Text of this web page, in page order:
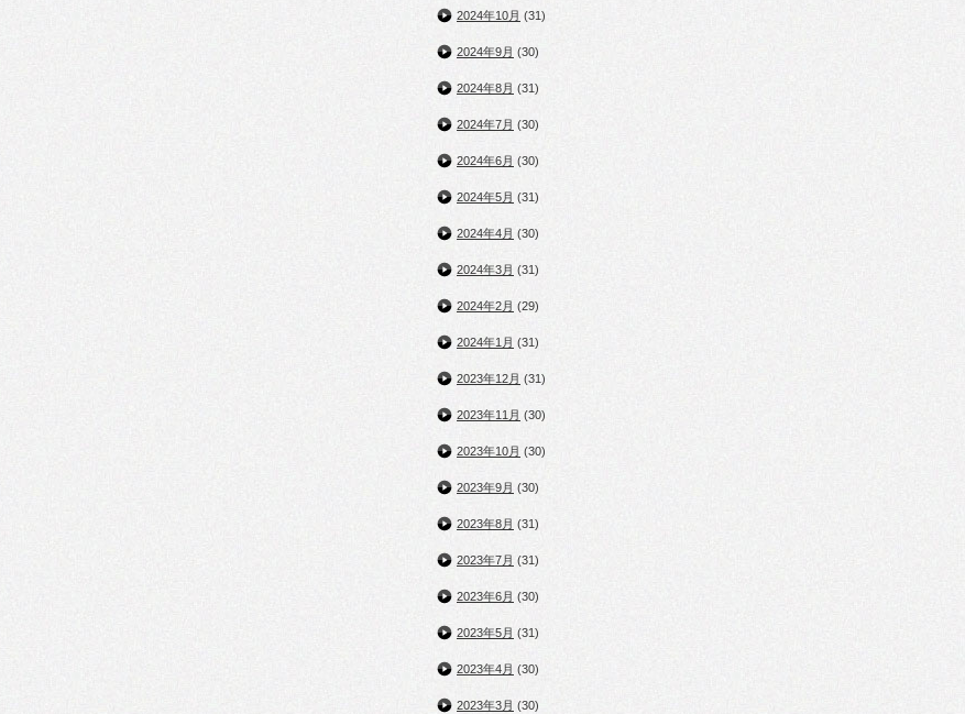
2024年10月 (31)
2024年9月 (30)
2024年8月 (31)
2024年7月 (30)
2024年6月 (30)
2024年5月 (31)
2024年4月 (30)
2024年3月 (31)
2024年2月 (29)
2024年1月 (31)
2023年12月 (31)
2023年11月 (30)
2023年10月 (30)
2023年9月 (30)
2023年8月 (31)
2023年7月 (31)
2023年6月 (30)
2023年5月 (31)
2023年4月 (30)
2023年3月 (30)